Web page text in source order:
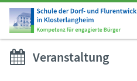
Veranstaltung